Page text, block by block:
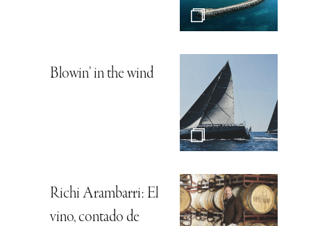
Blowin’ in the wind
Richi Arambarri: El
vino, contado de